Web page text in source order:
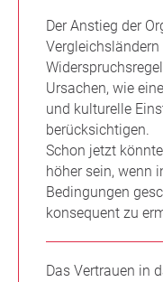
Der Anstieg der
Ursachen, wie
und kulturelle
berücksichtigen.
Schon jetzt
höher sein, wenn
Bedingungen
konsequent zu
Das Vertrauen in